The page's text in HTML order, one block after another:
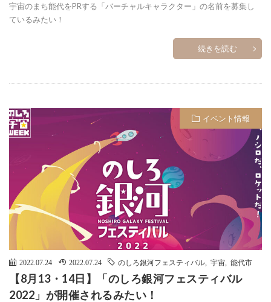
宇宙のまち能代をPRする「バーチャルキャラクター」の名前を募集し
ているみたい！
続きを読む
イベント情報
2022.07.24 2022.07.24 のしろ銀河フェスティバル 宇宙 能代市
【8月13・14日】「のしろ銀河フェスティバル
2022」が開催されるみたい！